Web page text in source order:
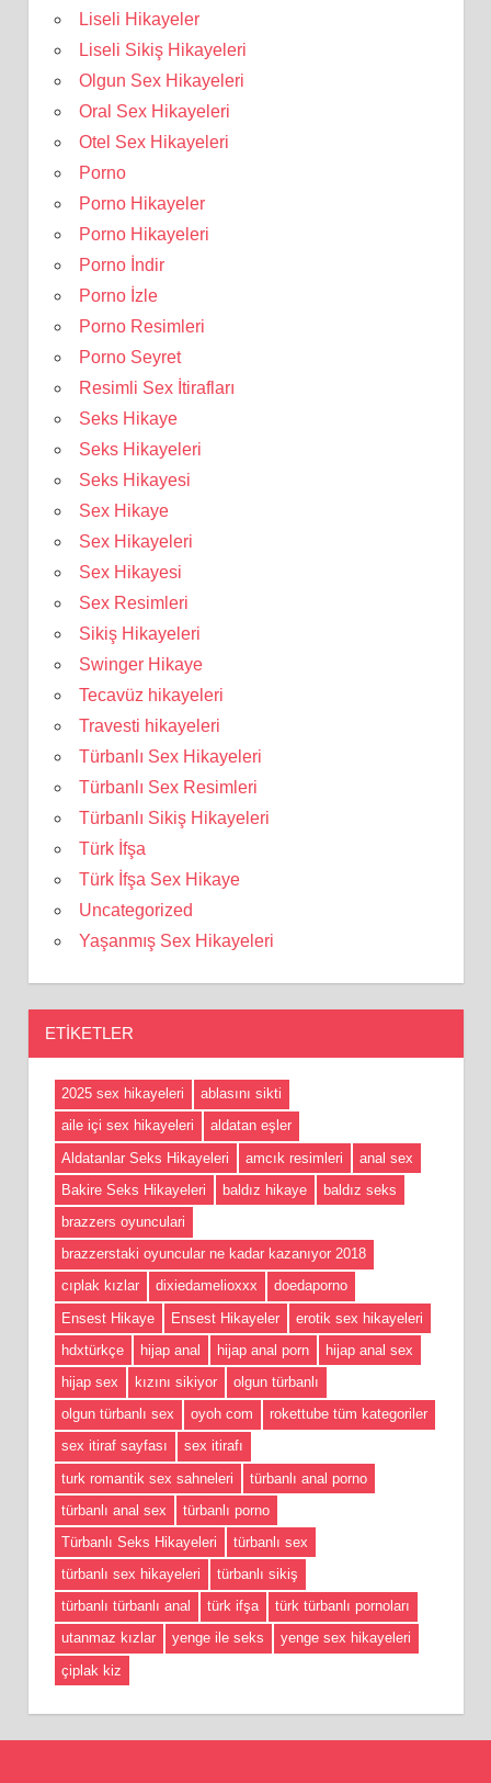
Liseli Hikayeler
Liseli Sikiş Hikayeleri
Olgun Sex Hikayeleri
Oral Sex Hikayeleri
Otel Sex Hikayeleri
Porno
Porno Hikayeler
Porno Hikayeleri
Porno İndir
Porno İzle
Porno Resimleri
Porno Seyret
Resimli Sex İtirafları
Seks Hikaye
Seks Hikayeleri
Seks Hikayesi
Sex Hikaye
Sex Hikayeleri
Sex Hikayesi
Sex Resimleri
Sikiş Hikayeleri
Swinger Hikaye
Tecavüz hikayeleri
Travesti hikayeleri
Türbanlı Sex Hikayeleri
Türbanlı Sex Resimleri
Türbanlı Sikiş Hikayeleri
Türk İfşa
Türk İfşa Sex Hikaye
Uncategorized
Yaşanmış Sex Hikayeleri
ETIKETLER
2025 sex hikayeleri
ablasını sikti
aile içi sex hikayeleri
aldatan eşler
Aldatanlar Seks Hikayeleri
amcık resimleri
anal sex
Bakire Seks Hikayeleri
baldız hikaye
baldız seks
brazzers oyunculari
brazzerstaki oyuncular ne kadar kazanıyor 2018
cıplak kızlar
dixiedamelioxxx
doedaporno
Ensest Hikaye
Ensest Hikayeler
erotik sex hikayeleri
hdxtürkçe
hijap anal hijap anal porn
hijap anal sex
hijap sex
kızını sikiyor
olgun türbanlı
olgun türbanlı sex
oyoh com
rokettube tüm kategoriler
sex itiraf sayfası
sex itirafı
turk romantik sex sahneleri
türbanlı anal porno
türbanlı anal sex
türbanlı porno
Türbanlı Seks Hikayeleri
türbanlı sex
türbanlı sex hikayeleri
türbanlı sikiş
türbanlı türbanlı anal
türk ifşa
türk türbanlı pornoları
utanmaz kızlar
yenge ile seks
yenge sex hikayeleri
çiplak kiz